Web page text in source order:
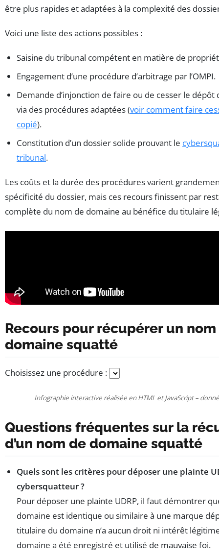
être plus rapides et adaptées à la complexité des
Voici une liste des actions possibles :
Saisine du tribunal compétent en matière de
Engagement d’une procédure d’arbitrage par l’OMPI.
Demande d’injonction de faire ou de cesser le
via des procédures adaptées (voir comment faire
copié).
Constitution d’un dossier solide prouvant le
tribunal.
Les coûts et la durée des procédures varient
spécificité du dossier, mais ces recours finissent par
complète du nom de domaine au bénéfice du titulaire
Recours pour récupérer un
domaine squatté
Choisissez une procédure :
Infographie interactive réalisée en HTML et JavaScript –
Questions fréquentes sur la
d’un nom de domaine squatté
Quels sont les critères pour déposer une plainte
cybersquatteur ?
Pour déposer une plainte UDRP, il faut démontrer
domaine est identique ou similaire à une marque
titulaire du domaine n’a aucun droit ni intérêt
domaine a été enregistré et utilisé de mauvaise foi.